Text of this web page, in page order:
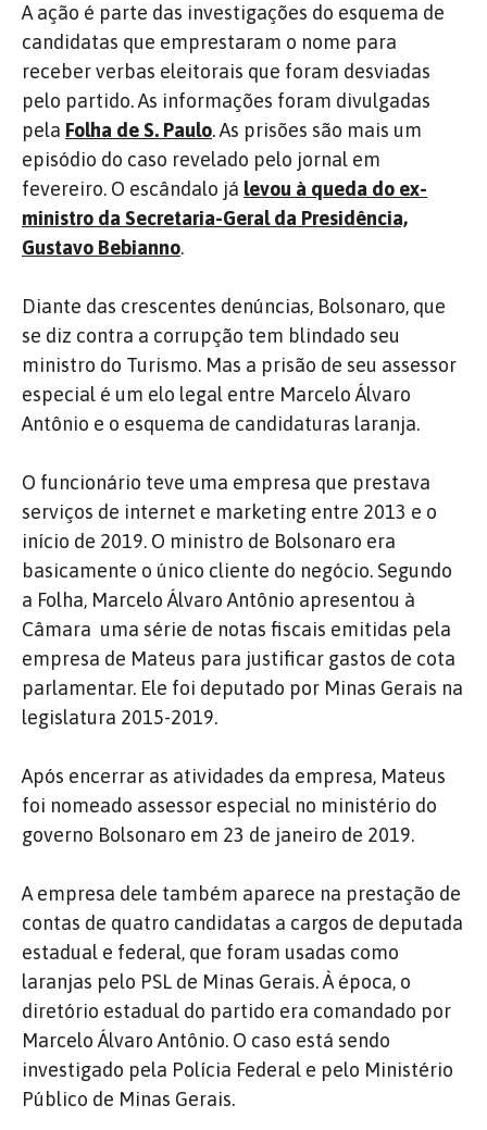
A ação é parte das investigações do esquema de
candidatas que emprestaram o nome para
receber verbas eleitorais que foram desviadas
pelo partido. As informações foram divulgadas
pela Folha de S. Paulo. As prisões são mais um
episódio do caso revelado pelo jornal em
fevereiro. O escândalo já levou à queda do ex-
ministro da Secretaria-Geral da Presidência,
Gustavo Bebianno.
Diante das crescentes denúncias, Bolsonaro, que
se diz contra a corrupção tem blindado seu
ministro do Turismo. Mas a prisão de seu assessor
especial é um elo legal entre Marcelo Álvaro
Antônio e o esquema de candidaturas laranja.
O funcionário teve uma empresa que prestava
serviços de internet e marketing entre 2013 e o
início de 2019. O ministro de Bolsonaro era
basicamente o único cliente do negócio. Segundo
a Folha, Marcelo Álvaro Antônio apresentou à
Câmara uma série de notas fiscais emitidas pela
empresa de Mateus para justificar gastos de cota
parlamentar. Ele foi deputado por Minas Gerais na
legislatura 2015-2019.
Após encerrar as atividades da empresa, Mateus
foi nomeado assessor especial no ministério do
governo Bolsonaro em 23 de janeiro de 2019.
A empresa dele também aparece na prestação de
contas de quatro candidatas a cargos de deputada
estadual e federal, que foram usadas como
laranjas pelo PSL de Minas Gerais. À época, o
diretório estadual do partido era comandado por
Marcelo Álvaro Antônio. O caso está sendo
investigado pela Polícia Federal e pelo Ministério
Público de Minas Gerais.